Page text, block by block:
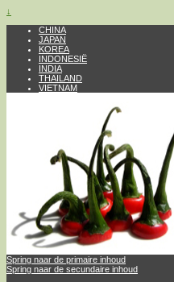
↓
CHINA
JAPAN
KOREA
INDONESIË
INDIA
THAILAND
VIETNAM
Spring naar de primaire inhoud
Spring naar de secundaire inhoud